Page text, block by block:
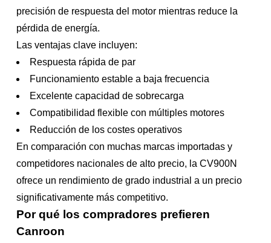
precisión de respuesta del motor mientras reduce la
pérdida de energía.
Las ventajas clave incluyen:
Respuesta rápida de par
Funcionamiento estable a baja frecuencia
Excelente capacidad de sobrecarga
Compatibilidad flexible con múltiples motores
Reducción de los costes operativos
En comparación con muchas marcas importadas y
competidores nacionales de alto precio, la CV900N
ofrece un rendimiento de grado industrial a un precio
significativamente más competitivo.
Por qué los compradores prefieren
Canroon